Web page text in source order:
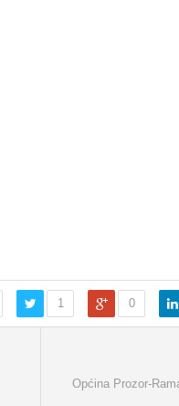
1 0
Općina Prozor-